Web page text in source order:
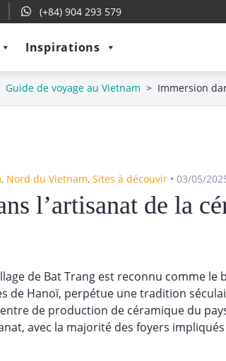
(+84) 904 293 579
Inspirations
Guide de voyage au Vietnam > Immersion
, Nord du Vietnam, Sites à découvir • 03/05/
l’artisanat de la
de Bat Trang est reconnu comme
de Hanoï, perpétue une tradition
de production de céramique du
avec la majorité des foyers